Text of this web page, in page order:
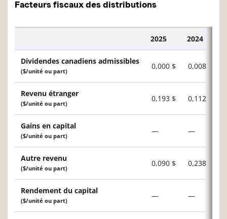
Facteurs fiscaux des distributions
2025 2024
Dividendes canadiens admissibles
($/unité ou part)
0,000 $ 0,008 $
Revenu étranger
($/unité ou part)
0,193 $ 0,112 $
Gains en capital
($/unité ou part)
— —
Autre revenu
($/unité ou part)
0,090 $ 0,238 $
Rendement du capital
($/unité ou part)
— —